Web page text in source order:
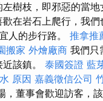
樹枝，即邪惡的當地
在岩石上爬行，我
人的步行路。 推拿推
搬家 外燴廠商 我們只
該鎮。 泰國簽證 藍
原因 嘉義徵信公司
，董事會歡迎訪客，